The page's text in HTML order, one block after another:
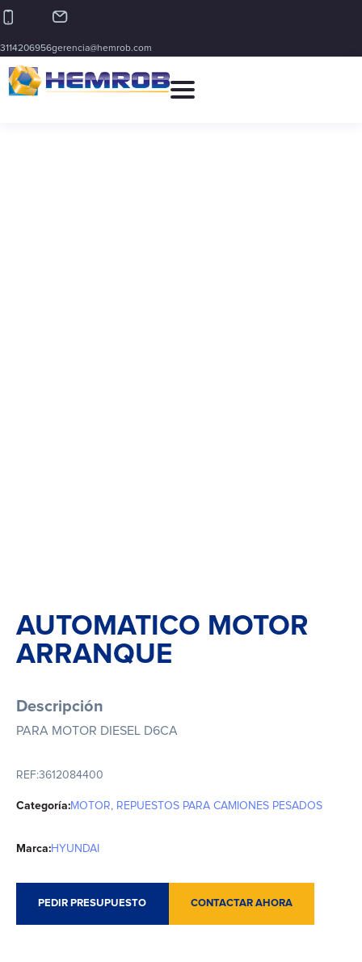
3114206956gerencia@hemrob.com
AUTOMATICO MOTOR
ARRANQUE
Descripción
PARA MOTOR DIESEL D6CA
REF:3612084400
Categoría:MOTOR, REPUESTOS PARA CAMIONES PESADOS
Marca:HYUNDAI
PEDIR PRESUPUESTO CONTACTAR AHORA